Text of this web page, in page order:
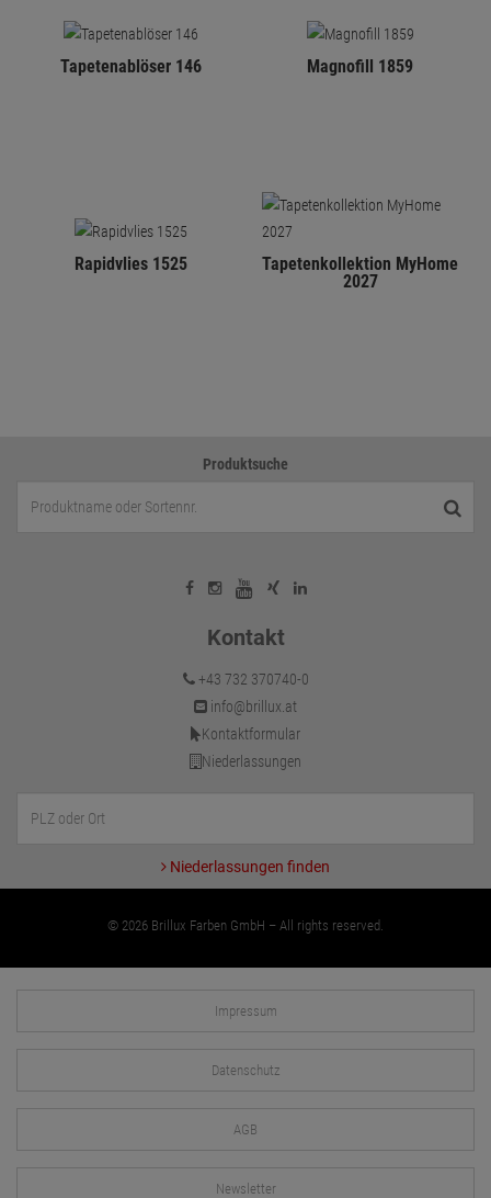
Tapetenablöser 146 Magnofill 1859
Rapidvlies 1525
Tapetenkollektion MyHome
2027
Produktsuche
Kontakt
+43 732 370740-0
info@brillux.at
Kontaktformular
Niederlassungen
Niederlassungen finden
© 2026 Brillux Farben GmbH – All rights reserved.
Impressum
Datenschutz
AGB
Newsletter